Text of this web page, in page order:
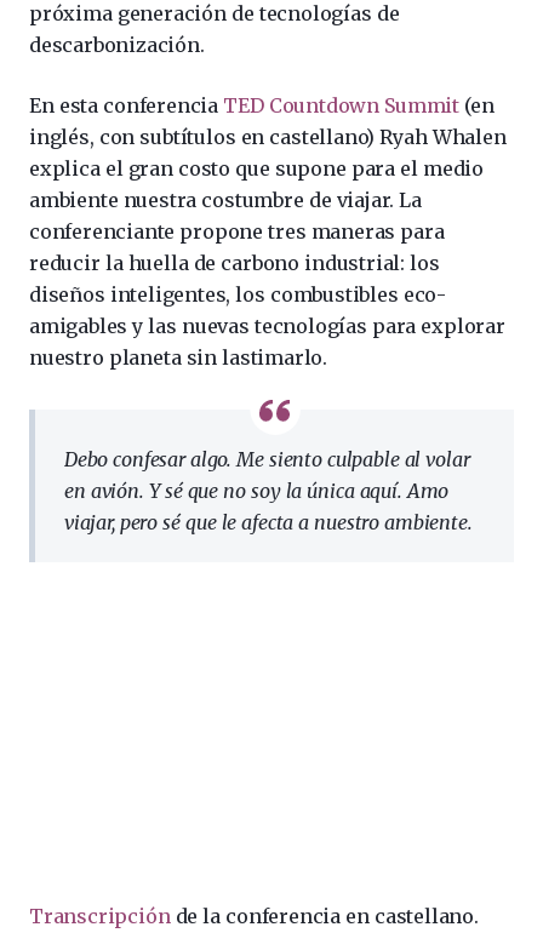
próxima generación de tecnologías de
descarbonización.
En esta conferencia TED Countdown Summit (en
inglés, con subtítulos en castellano) Ryah Whalen
explica el gran costo que supone para el medio
ambiente nuestra costumbre de viajar. La
conferenciante propone tres maneras para
reducir la huella de carbono industrial: los
diseños inteligentes, los combustibles eco-
amigables y las nuevas tecnologías para explorar
nuestro planeta sin lastimarlo.
Debo confesar algo. Me siento culpable al volar
en avión. Y sé que no soy la única aquí. Amo
viajar, pero sé que le afecta a nuestro ambiente.
Transcripción de la conferencia en castellano.